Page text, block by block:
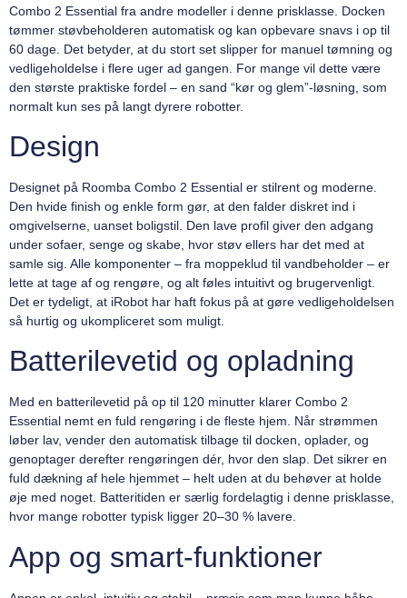
Combo 2 Essential fra andre modeller i denne prisklasse. Docken
tømmer støvbeholderen automatisk og kan opbevare snavs i op til
60 dage. Det betyder, at du stort set slipper for manuel tømning og
vedligeholdelse i flere uger ad gangen. For mange vil dette være
den største praktiske fordel – en sand “kør og glem”-løsning, som
normalt kun ses på langt dyrere robotter.
Design
Designet på Roomba Combo 2 Essential er stilrent og moderne.
Den hvide finish og enkle form gør, at den falder diskret ind i
omgivelserne, uanset boligstil. Den lave profil giver den adgang
under sofaer, senge og skabe, hvor støv ellers har det med at
samle sig. Alle komponenter – fra moppeklud til vandbeholder – er
lette at tage af og rengøre, og alt føles intuitivt og brugervenligt.
Det er tydeligt, at iRobot har haft fokus på at gøre vedligeholdelsen
så hurtig og ukompliceret som muligt.
Batterilevetid og opladning
Med en batterilevetid på op til 120 minutter klarer Combo 2
Essential nemt en fuld rengøring i de fleste hjem. Når strømmen
løber lav, vender den automatisk tilbage til docken, oplader, og
genoptager derefter rengøringen dér, hvor den slap. Det sikrer en
fuld dækning af hele hjemmet – helt uden at du behøver at holde
øje med noget. Batteritiden er særlig fordelagtig i denne prisklasse,
hvor mange robotter typisk ligger 20–30 % lavere.
App og smart-funktioner